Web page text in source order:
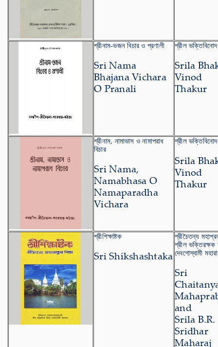
শ্রীনাম-ভজন বিচার ও প্রণালী
Sri Nama
Bhajana Vichara
O Pranali
শ্রীল
Srila
Vinod
Thakur
শ্রীনাম, নামাভাস ও নামাপরাধ
বিচার
Sri Nama,
Namabhasa O
Namaparadha
Vichara
শ্রীল
Srila
Vinod
Thakur
শ্রীশিক্ষাষ্টক
Sri Shikshashtaka
শ্রীচৈতন্য
শ্রীল ভক্তিরক্ষক
দেবগোস্বামী
Sri
and
Srila B.R.
Sridhar
Maharaj